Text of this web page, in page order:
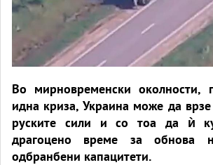
Во мирновременски околности,
идна криза, Украина може да
руските сили и со тоа да ѝ
драгоцено време за обнова
одбранбени капацитети.